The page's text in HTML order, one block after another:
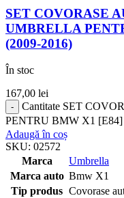
SET COVORASE
UMBRELLA
(2009-2016)
În stoc
167,00 lei
Cantitate SET
PENTRU BMW X1
Adaugă în coș
SKU: 02572
Marca
Umbrella
Marca auto Bmw X1
Tip produs Covorase